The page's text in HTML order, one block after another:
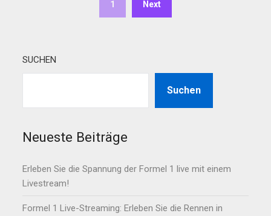
1 Next
SUCHEN
Suchen
Neueste Beiträge
Erleben Sie die Spannung der Formel 1 live mit einem
Livestream!
Formel 1 Live-Streaming: Erleben Sie die Rennen in